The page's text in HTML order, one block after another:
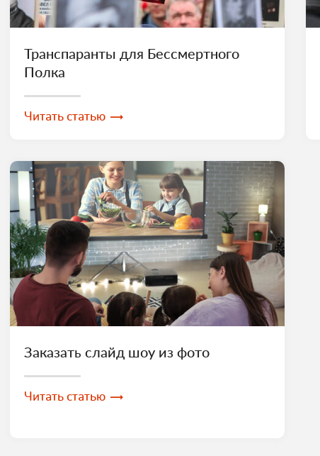
Транспаранты для Бессмертного
Полка
Читать статью
Заказать слайд шоу из фото
Читать статью